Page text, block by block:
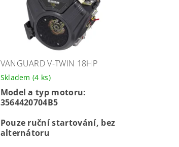
VANGUARD V-TWIN 18HP
Skladem(4 ks)
Model a typ motoru:
3564420704B5
Pouze ruční startování, bez
alternátoru